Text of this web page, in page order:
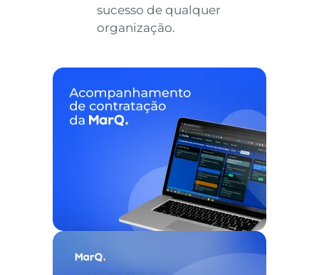
sucesso de qualquer
organização.